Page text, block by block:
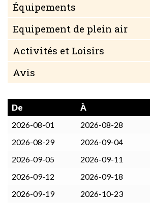
Équipements
Equipement de plein air
Activités et Loisirs
Avis
De À
2026-08-01
2026-08-28
2026-08-29
2026-09-04
2026-09-05
2026-09-11
2026-09-12
2026-09-18
2026-09-19
2026-10-23